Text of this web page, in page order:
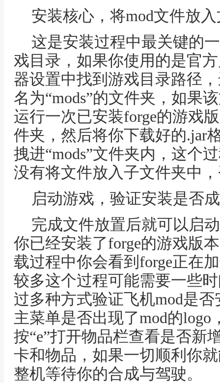
安装核心，将mod文件放
这是安装过程中最关键的
戏目录，如果你使用的是官
器设置中找到游戏目录路径
名为“mods”的文件夹，如果
运行一次已安装forge的游戏
件夹，然后将你下载好的.jar
拽进“mods”文件夹内，这个
没有将文件放入子文件夹中
启动游戏，验证安装是否
完成文件放置后就可以启
你已经安装了forge的游戏版
载过程中你会看到forge正在
较多这个过程可能需要一些
过多种方式验证飞机mod是
主菜单是否出现了mod的logo
按“e”打开物品栏查看是否新
卡和物品，如果一切顺利你
整机等待你的合成与驾驶。